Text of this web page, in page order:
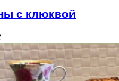
с клюквой